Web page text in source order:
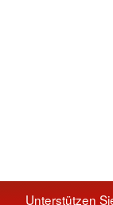
Unterstützen